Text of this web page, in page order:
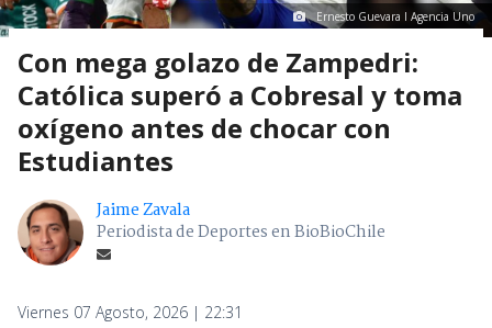
Ernesto Guevara I Agencia Uno
Con mega golazo de Zampedri:
Católica superó a Cobresal y toma
oxígeno antes de chocar con
Estudiantes
Jaime Zavala
Periodista de Deportes en BioBioChile
Viernes 07 Agosto, 2026 | 22:31